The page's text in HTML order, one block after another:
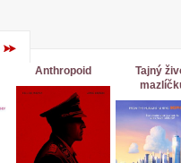
Anthropoid
Tajný